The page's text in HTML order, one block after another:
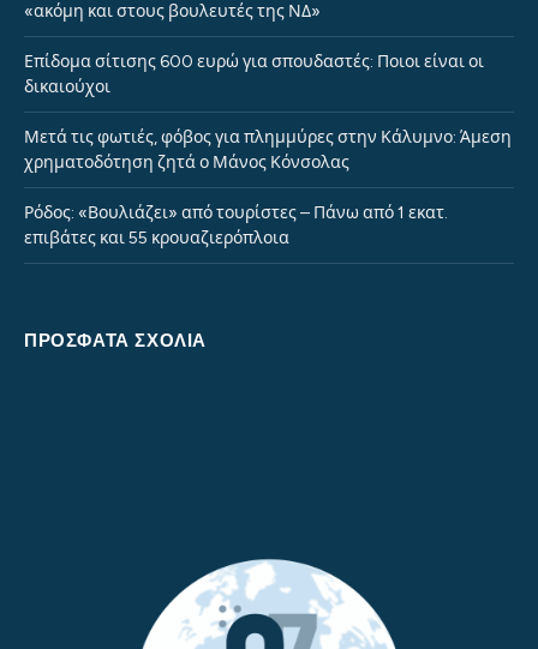
«ακόμη και στους βουλευτές της ΝΔ»
Επίδομα σίτισης 600 ευρώ για σπουδαστές: Ποιοι είναι οι
δικαιούχοι
Μετά τις φωτιές, φόβος για πλημμύρες στην Κάλυμνο: Άμεση
χρηματοδότηση ζητά ο Μάνος Κόνσολας
Ρόδος: «Βουλιάζει» από τουρίστες – Πάνω από 1 εκατ.
επιβάτες και 55 κρουαζιερόπλοια
ΠΡΌΣΦΑΤΑ ΣΧΌΛΙΑ